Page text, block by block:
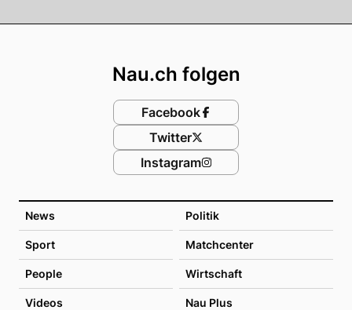
News Politik
Sport Matchcenter
People Wirtschaft
Videos Nau Plus
Nau.ch folgen
Facebook
Twitter
Instagram